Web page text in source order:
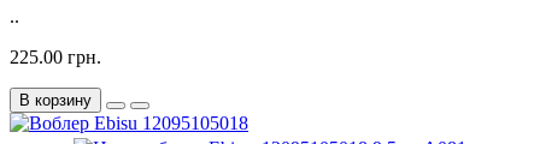
..
225.00 грн.
В корзину